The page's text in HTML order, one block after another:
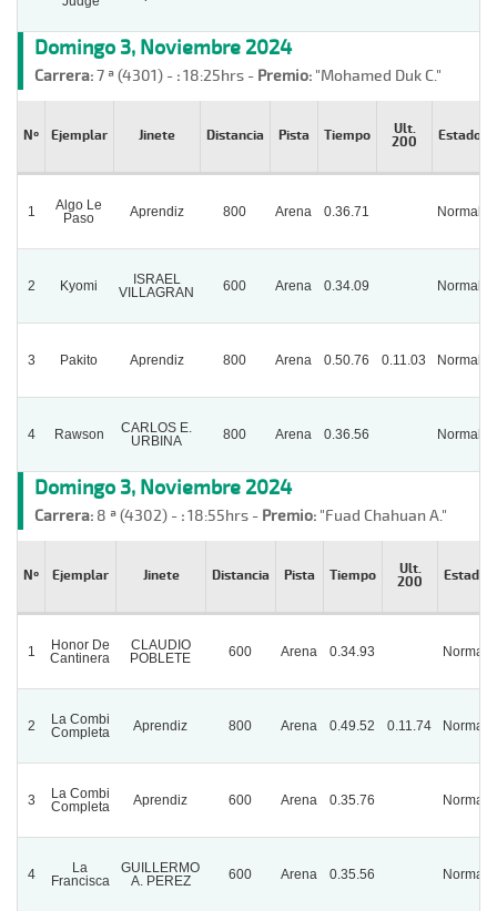
Domingo 3, Noviembre 2024
Carrera:7 ª (4301) - :18:25hrs - Premio: "Mohamed Duk C."
Nº Ejemplar Jinete Distancia Pista Tiempo
Ult.
200
Estado
1
Algo Le
Paso
Aprendiz 800 Arena 0.36.71 Normal
2 Kyomi
ISRAEL
VILLAGRAN
600 Arena 0.34.09 Normal
3 Pakito Aprendiz 800 Arena 0.50.76 0.11.03 Normal
4 Rawson
CARLOS E.
URBINA
800 Arena 0.36.56 Normal
Domingo 3, Noviembre 2024
Carrera: 8 ª (4302) - :18:55hrs - Premio: "Fuad Chahuan A."
Nº Ejemplar Jinete Distancia Pista Tiempo
Ult.
200
Estado
1
Honor De
Cantinera
CLAUDIO
POBLETE
600 Arena 0.34.93 Normal
2
La Combi
Completa
Aprendiz 800 Arena 0.49.52 0.11.74 Normal
3
La Combi
Completa
Aprendiz 600 Arena 0.35.76 Normal
4
La
Francisca
GUILLERMO
A. PEREZ
600 Arena 0.35.56 Normal